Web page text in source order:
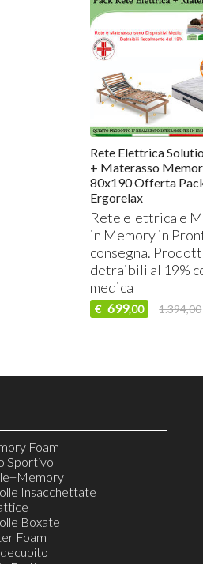
Rete Elettrica
+ Materasso
80x190 Offerta
Ergorelax
Rete elettrica e
in Memory in
consegna.
detraibili al 19%
medica
€ 699,00 1.394,00
Foam
Sportivo
Insacchettate
Boxate
Foam